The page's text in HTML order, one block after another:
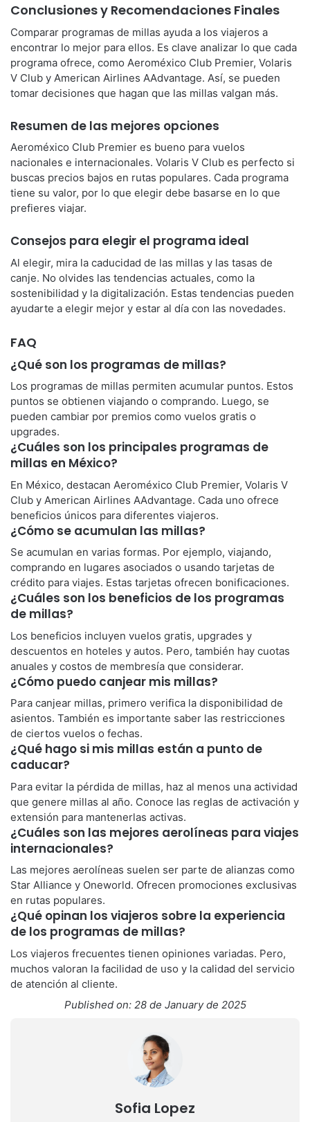
Conclusiones y Recomendaciones Finales
Comparar programas de millas ayuda a los viajeros a
encontrar lo mejor para ellos. Es clave analizar lo que cada
programa ofrece, como Aeroméxico Club Premier, Volaris
V Club y American Airlines AAdvantage. Así, se pueden
tomar decisiones que hagan que las millas valgan más.
Resumen de las mejores opciones
Aeroméxico Club Premier es bueno para vuelos
nacionales e internacionales. Volaris V Club es perfecto si
buscas precios bajos en rutas populares. Cada programa
tiene su valor, por lo que elegir debe basarse en lo que
prefieres viajar.
Consejos para elegir el programa ideal
Al elegir, mira la caducidad de las millas y las tasas de
canje. No olvides las tendencias actuales, como la
sostenibilidad y la digitalización. Estas tendencias pueden
ayudarte a elegir mejor y estar al día con las novedades.
FAQ
¿Qué son los programas de millas?
Los programas de millas permiten acumular puntos. Estos
puntos se obtienen viajando o comprando. Luego, se
pueden cambiar por premios como vuelos gratis o
upgrades.
¿Cuáles son los principales programas de
millas en México?
En México, destacan Aeroméxico Club Premier, Volaris V
Club y American Airlines AAdvantage. Cada uno ofrece
beneficios únicos para diferentes viajeros.
¿Cómo se acumulan las millas?
Se acumulan en varias formas. Por ejemplo, viajando,
comprando en lugares asociados o usando tarjetas de
crédito para viajes. Estas tarjetas ofrecen bonificaciones.
¿Cuáles son los beneficios de los programas
de millas?
Los beneficios incluyen vuelos gratis, upgrades y
descuentos en hoteles y autos. Pero, también hay cuotas
anuales y costos de membresía que considerar.
¿Cómo puedo canjear mis millas?
Para canjear millas, primero verifica la disponibilidad de
asientos. También es importante saber las restricciones
de ciertos vuelos o fechas.
¿Qué hago si mis millas están a punto de
caducar?
Para evitar la pérdida de millas, haz al menos una actividad
que genere millas al año. Conoce las reglas de activación y
extensión para mantenerlas activas.
¿Cuáles son las mejores aerolíneas para viajes
internacionales?
Las mejores aerolíneas suelen ser parte de alianzas como
Star Alliance y Oneworld. Ofrecen promociones exclusivas
en rutas populares.
¿Qué opinan los viajeros sobre la experiencia
de los programas de millas?
Los viajeros frecuentes tienen opiniones variadas. Pero,
muchos valoran la facilidad de uso y la calidad del servicio
de atención al cliente.
Published on: 28 de January de 2025
Sofia Lopez